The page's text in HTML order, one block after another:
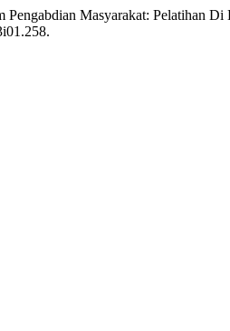
Masyarakat: Pelatihan